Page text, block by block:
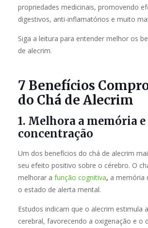
propriedades medicinais, promovendo
digestivos, anti-inflamatórios e muito
Siga a leitura para entender melhor os
de alecrim.
7 Benefícios
do Chá de Alecrim
1. Melhora a memória e
concentração
Um dos benefícios do chá de alecrim
seu efeito positivo sobre o cérebro. O
melhorar a função cognitiva, a memória
o estado de alerta mental.
Estudos indicam que o alecrim estimula
cerebral, favorecendo a oxigenação e o